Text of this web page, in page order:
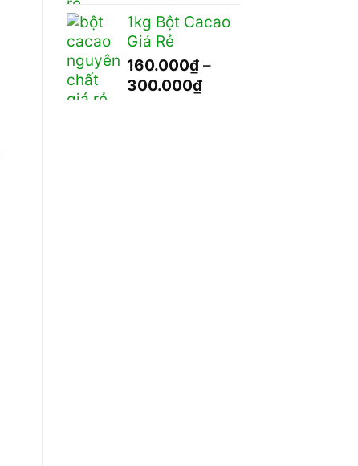
từ
đến
70.000₫
1kg Bột Cacao
Giá Rẻ
160.000₫ –
300.000₫Khoảng